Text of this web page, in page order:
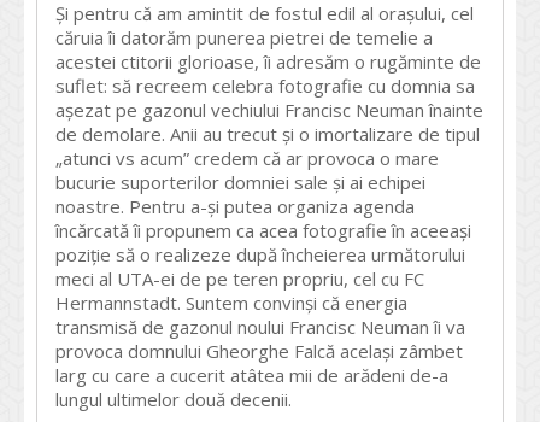
Și pentru că am amintit de fostul edil al orașului, cel
căruia îi datorăm punerea pietrei de temelie a
acestei ctitorii glorioase, îi adresăm o rugăminte de
suflet: să recreem celebra fotografie cu domnia sa
așezat pe gazonul vechiului Francisc Neuman înainte
de demolare. Anii au trecut și o imortalizare de tipul
„atunci vs acum” credem că ar provoca o mare
bucurie suporterilor domniei sale și ai echipei
noastre. Pentru a-și putea organiza agenda
încărcată îi propunem ca acea fotografie în aceeași
poziție să o realizeze după încheierea următorului
meci al UTA-ei de pe teren propriu, cel cu FC
Hermannstadt. Suntem convinși că energia
transmisă de gazonul noului Francisc Neuman îi va
provoca domnului Gheorghe Falcă același zâmbet
larg cu care a cucerit atâtea mii de arădeni de-a
lungul ultimelor două decenii.